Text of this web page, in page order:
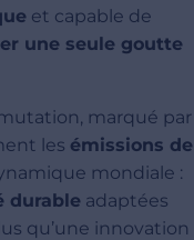
et capable de
une seule goutte
marqué par
les émissions de
mondiale :
durable adaptées
qu’une innovation